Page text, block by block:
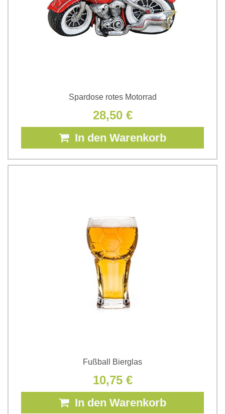
Spardose rotes Motorrad
28,50 €
In den Warenkorb
Fußball Bierglas
10,75 €
In den Warenkorb